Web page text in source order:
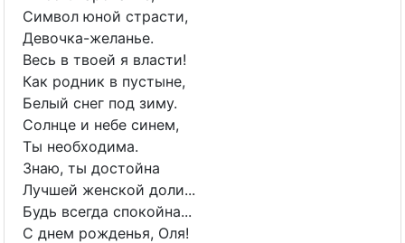
Символ юной страсти,
Девочка-желанье.
Весь в твоей я власти!
Как родник в пустыне,
Белый снег под зиму.
Солнце и небе синем,
Ты необходима.
Знаю, ты достойна
Лучшей женской доли...
Будь всегда спокойна...
С днем рожденья, Оля!